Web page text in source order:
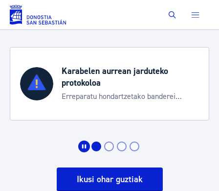
Eduki nagusira joan Buscar
Karabelen aurrean jarduteko
protokoloa
Erreparatu hondartzetako banderei
Ikusi ohar guztiak